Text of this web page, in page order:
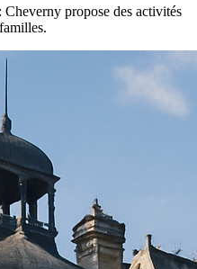
: Cheverny propose des activités